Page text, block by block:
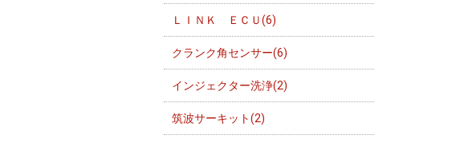
ＬＩＮＫ ＥＣＵ(6)
クランク角センサー(6)
インジェクター洗浄(2)
筑波サーキット(2)